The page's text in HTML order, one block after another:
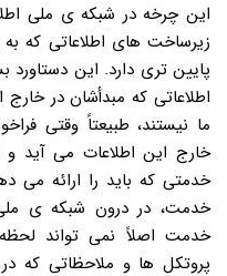
این چرخه در شبکه ی ملی
زیرساخت های اطلاعاتی که
پایین تری دارد. این
اطلاعاتی که مبدأشان در
ما نیستند، طبیعتاً وقتی
خارج این اطلاعات می آید و
خدمتی که باید را ارائه می
خدمت، در درون شبکه ی
خدمت اصلاً نمی تواند
پروتکل ها و ملاحظاتی که